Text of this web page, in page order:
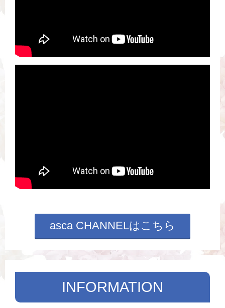
asca CHANNELはこちら
INFORMATION